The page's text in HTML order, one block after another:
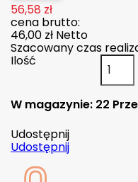
56,58 zł
cena brutto:
46,00 zł Netto
Szacowany czas
Ilość
W magazynie: 22
Udostępnij
Udostępnij